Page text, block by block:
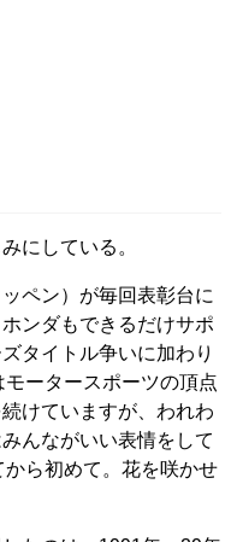
にしている。
ペン）が毎回表彰台に
ンダもできるだけサポ
タイトル争いに加わり
ータースポーツの頂点
けていますが、われわ
んながいい表情をして
ら初めて。花を咲かせ